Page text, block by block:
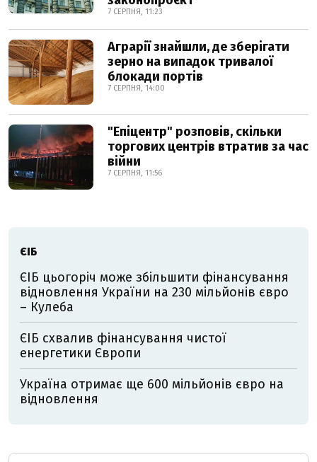
7 СЕРПНЯ, 11:23
Аграрії знайшли, де зберігати
зерно на випадок тривалої
блокади портів
7 СЕРПНЯ, 14:00
"Епіцентр" розповів, скільки
торгових центрів втратив за час
війни
7 СЕРПНЯ, 11:56
ЄІБ
ЄІБ цьогоріч може збільшити фінансування
відновлення України на 230 мільйонів євро
– Кулеба
ЄІБ схвалив фінансування чистої
енергетики Європи
Україна отримає ще 600 мільйонів євро на
відновлення